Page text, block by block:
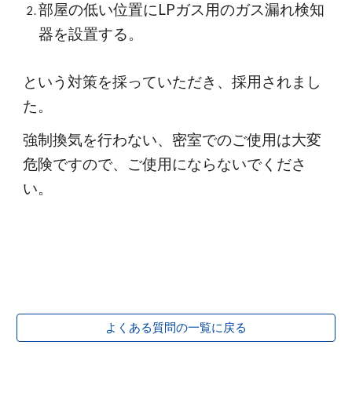
部屋の低い位置にLPガス用のガス漏れ検知
器を設置する。
という対策を採っていただき、採用されまし
た。
強制換気を行わない、密室でのご使用は大変
危険ですので、ご使用にならないでくださ
い。
よくある質問の一覧に戻る